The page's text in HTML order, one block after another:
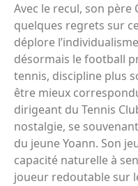
Avec le recul, son
quelques regrets sur
déplore
désormais le football
tennis, discipline plus
être mieux
dirigeant du Tennis
nostalgie, se
du jeune Yoann. Son
capacité naturelle à
joueur redoutable sur